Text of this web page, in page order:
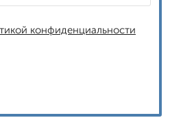
конфиденциальности